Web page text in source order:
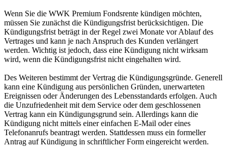
Wenn Sie die WWK Premium Fondsrente kündigen möchten,
müssen Sie zunächst die Kündigungsfrist berücksichtigen. Die
Kündigungsfrist beträgt in der Regel zwei Monate vor Ablauf des
Vertrages und kann je nach Anspruch des Kunden verlängert
werden. Wichtig ist jedoch, dass eine Kündigung nicht wirksam
wird, wenn die Kündigungsfrist nicht eingehalten wird.
Des Weiteren bestimmt der Vertrag die Kündigungsgründe. Generell
kann eine Kündigung aus persönlichen Gründen, unerwarteten
Ereignissen oder Änderungen des Lebensstandards erfolgen. Auch
die Unzufriedenheit mit dem Service oder dem geschlossenen
Vertrag kann ein Kündigungsgrund sein. Allerdings kann die
Kündigung nicht mittels einer einfachen E-Mail oder eines
Telefonanrufs beantragt werden. Stattdessen muss ein formeller
Antrag auf Kündigung in schriftlicher Form eingereicht werden.